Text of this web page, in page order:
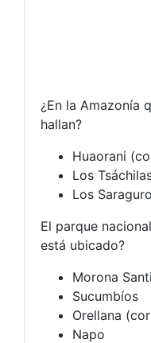
¿En la Amazonía
hallan?
Huaorani
Los
Los
El parque
está ubicado?
Morona
Sucumbíos
Orellana
Napo